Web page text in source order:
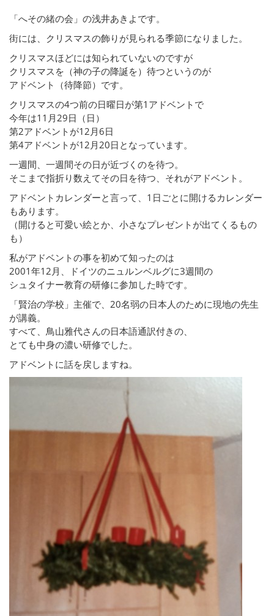
「へその緒の会」の浅井あきよです。
街には、クリスマスの飾りが見られる季節になりました。
クリスマスほどには知られていないのですが
クリスマスを（神の子の降誕を）待つというのが
アドベント（待降節）です。
クリスマスの4つ前の日曜日が第1アドベントで
今年は11月29日（日）
第2アドベントが12月6日
第4アドベントが12月20日となっています。
一週間、一週間その日が近づくのを待つ。
そこまで指折り数えてその日を待つ、それがアドベント。
アドベントカレンダーと言って、1日ごとに開けるカレンダー
もあります。
（開けると可愛い絵とか、小さなプレゼントが出てくるもの
も）
私がアドベントの事を初めて知ったのは
2001年12月、ドイツのニュルンベルグに3週間の
シュタイナー教育の研修に参加した時です。
「賢治の学校」主催で、20名弱の日本人のために現地の先生
が講義。
すべて、鳥山雅代さんの日本語通訳付きの、
とても中身の濃い研修でした。
アドベントに話を戻しますね。